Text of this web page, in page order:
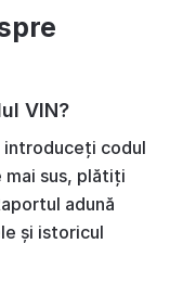
VIN?
introduceți codul
mai sus, plătiți
adună
și istoricul